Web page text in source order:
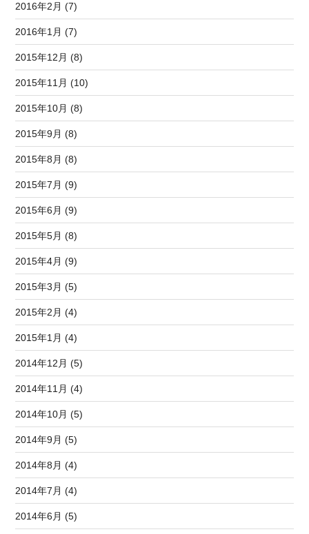
2016年2月 (7)
2016年1月 (7)
2015年12月 (8)
2015年11月 (10)
2015年10月 (8)
2015年9月 (8)
2015年8月 (8)
2015年7月 (9)
2015年6月 (9)
2015年5月 (8)
2015年4月 (9)
2015年3月 (5)
2015年2月 (4)
2015年1月 (4)
2014年12月 (5)
2014年11月 (4)
2014年10月 (5)
2014年9月 (5)
2014年8月 (4)
2014年7月 (4)
2014年6月 (5)